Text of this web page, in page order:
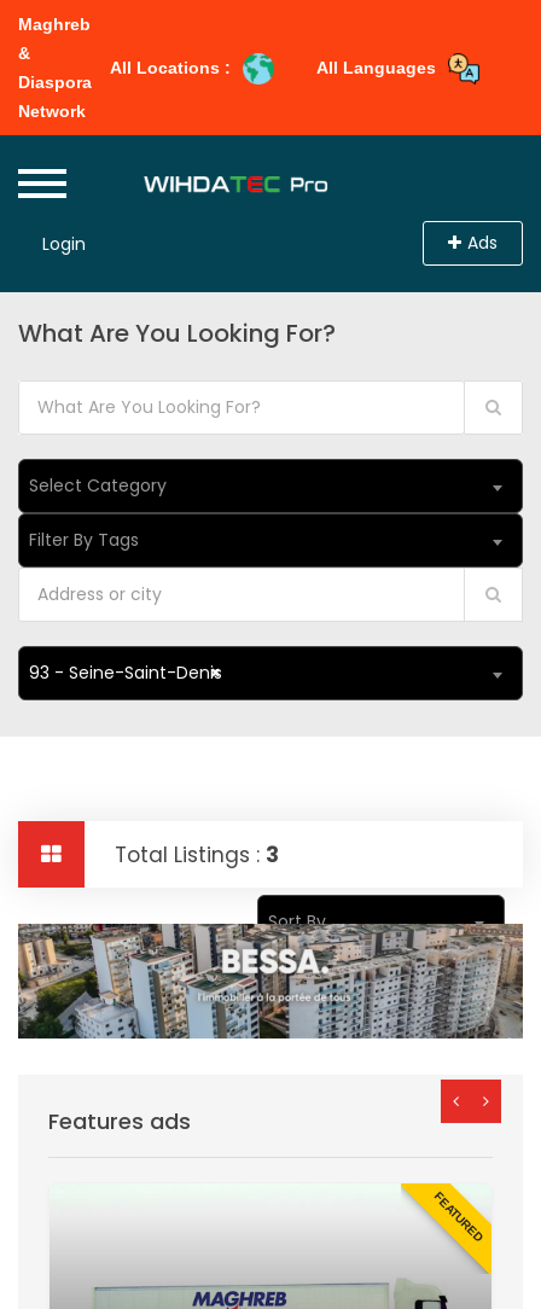
Maghreb
&
Diaspora
Network
All Locations : All Languages
Login Ads
What Are You Looking For?
Select Category
Filter By Tags
×
93 - Seine-Saint-Denis
Total Listings : 3
Sort By
Features ads
FEATURED